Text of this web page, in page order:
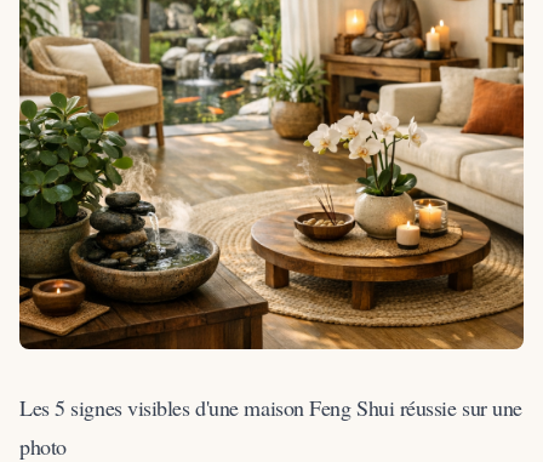
Les 5 signes visibles d'une maison Feng Shui réussie sur une
photo